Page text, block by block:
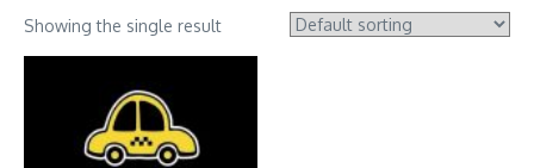
Showing the single result